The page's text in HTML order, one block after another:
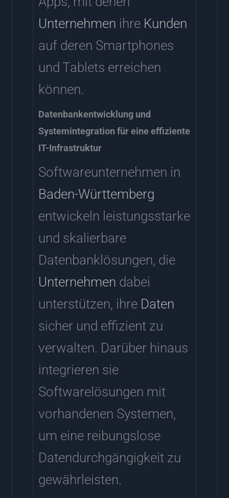
Unternehmen ihre Kunden
auf deren Smartphones
und Tablets erreichen
können.
Datenbankentwicklung und
Systemintegration für eine effiziente
IT-Infrastruktur
Softwareunternehmen in
Baden-Württemberg
entwickeln leistungsstarke
und skalierbare
Datenbanklösungen, die
Unternehmen dabei
unterstützen, ihre Daten
sicher und effizient zu
verwalten. Darüber hinaus
integrieren sie
Softwarelösungen mit
vorhandenen Systemen,
um eine reibungslose
Datendurchgängigkeit zu
gewährleisten.